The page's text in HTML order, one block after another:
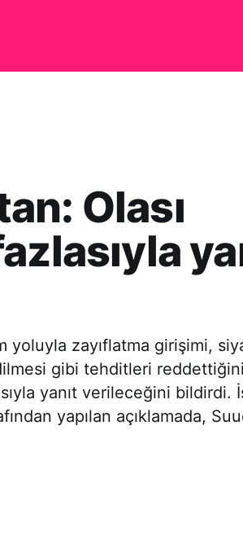
Olası
yoluyla zayıflatma girişimi,
gibi tehditleri reddettiğini
yanıt verileceğini bildirdi.
yapılan açıklamada,